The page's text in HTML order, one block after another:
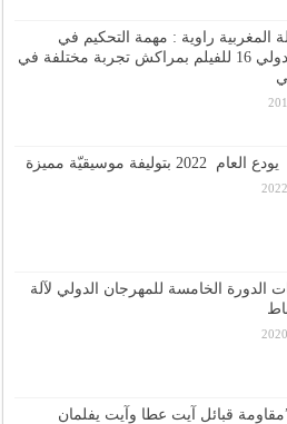
المغربية راوية : مهمة التحكيم في
المهرجان الدولي 16 للفيلم بمراكش تجربة مختلفة في
بتوليفة موسيقيّة مميزة
الدورة الخامسة للمهرجان الدولي لآلة
قبائل آيت عطا وآيت يفلمان